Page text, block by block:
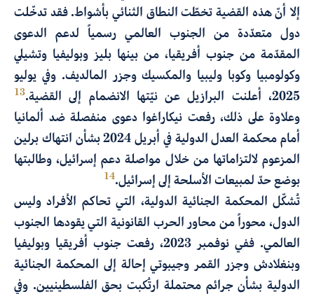
إلا أنّ هذه القضية تخطّت النطاق الثنائي بأشواط. فقد تدخّلت
دول متعدّدة من الجنوب العالمي رسمياً لدعم الدعوى
المقدّمة من جنوب أفريقيا، من بينها بليز وبوليفيا وتشيلي
وكولومبيا وكوبا وليبيا والمكسيك وجزر المالديف. وفي يوليو
2025، أعلنت البرازيل عن نيّتها الانضمام إلى القضية.
13
وعلاوة على ذلك، رفعت نيكاراغوا دعوى منفصلة ضد ألمانيا
أمام محكمة العدل الدولية في أبريل 2024 بشأن انتهاك برلين
المزعوم لالتزاماتها من خلال مواصلة دعم إسرائيل، وطالبتها
بوضع حدّ لمبيعات الأسلحة إلى إسرائيل.14
تُشكّل المحكمة الجنائية الدولية، التي تحاكم الأفراد وليس
الدول، محوراً من محاور الحرب القانونية التي يقودها الجنوب
العالمي. ففي نوفمبر 2023، رفعت جنوب أفريقيا وبوليفيا
وبنغلادش وجزر القمر وجيبوتي إحالة إلى المحكمة الجنائية
الدولية بشأن جرائم محتملة ارتُكبت بحق الفلسطينيين. وفي